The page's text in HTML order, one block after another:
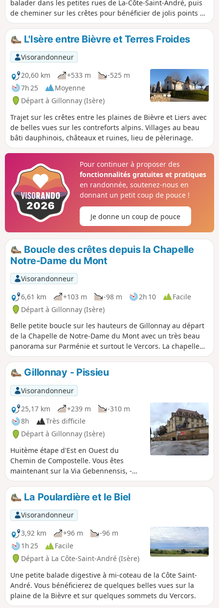
balader dans les petites rues de La-Côte-Saint-André, puis
de cheminer sur les crêtes pour bénéficier de jolis points de
vue sur les montagnes.
L'Isère entre Bièvre et Terres Froides
Visorandonneur
20,60 km
+533 m
-525 m
7h 25
Moyenne
Départ à Gillonnay (Isère)
Trajet sur les crêtes entre les plaines de Bièvre et Liers avec
de belles vues sur les contreforts alpins. Villages au beau
bâti dauphinois, châteaux et ruines, lieu de pèlerinage.
Pour continuer à proposer des
fonctionnalités gratuites et pratiques
en randonnée, soutenez-nous en
donnant un petit coup de pouce !
Je donne un coup de pouce
Boucle des crêtes depuis la Chapelle
Notre-Dame du Mont
Visorandonneur
6,61 km
+103 m -98 m 2h 10
Facile
Départ à Gillonnay (Isère)
Belle petite boucle sur les hauteurs de Gillonnay au départ
de la Chapelle de Notre-Dame du Mont avec un très beau
panorama sur Parménie et surtout le Vercors. La chapelle
vaut que l'on s'y attarde. Ce circuit est superbe en automne
! Attention, en plein été, il n'y a pratiquement pas d'ombre.
Gillonnay - Pissieu
Visorandonneur
25,17 km
+239 m
-310 m
8h
Très difficile
Départ à Gillonnay (Isère)
Huitème étape d'Est en Ouest du
Chemin de Compostelle. Vous êtes
maintenant sur la Via Gebennensis, -
GR®65 ou "route du Puy", qui est
l'itinéraire sans doute le mieux connu
car au plus près de la réalité historique
pour se rendre à Compostelle. Pour
cette 8e étape, vous cheminez
essentiellement entre champs et forêts,
ponctués par une forte identité
culturelle à la Côte Saint-André et
également sur les communes telles
Ornacieux ou Balbins avec la Chapelle
Saint-Michel qui offre une panorama
grandiose à 360°.
La Poulardière et le Biel
Visorandonneur
3,92 km
+96 m
-96 m
1h 25
Facile
Départ à La Côte-Saint-André (Isère)
Une petite balade digestive à mi-coteau de la Côte Saint-
André. Vous bénéficierez de quelques belles vues sur la
plaine de la Bièvre et sur quelques sommets du Vercors.